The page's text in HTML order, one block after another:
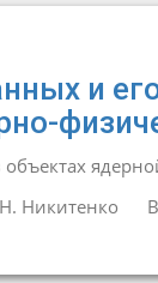
и
Никитенко